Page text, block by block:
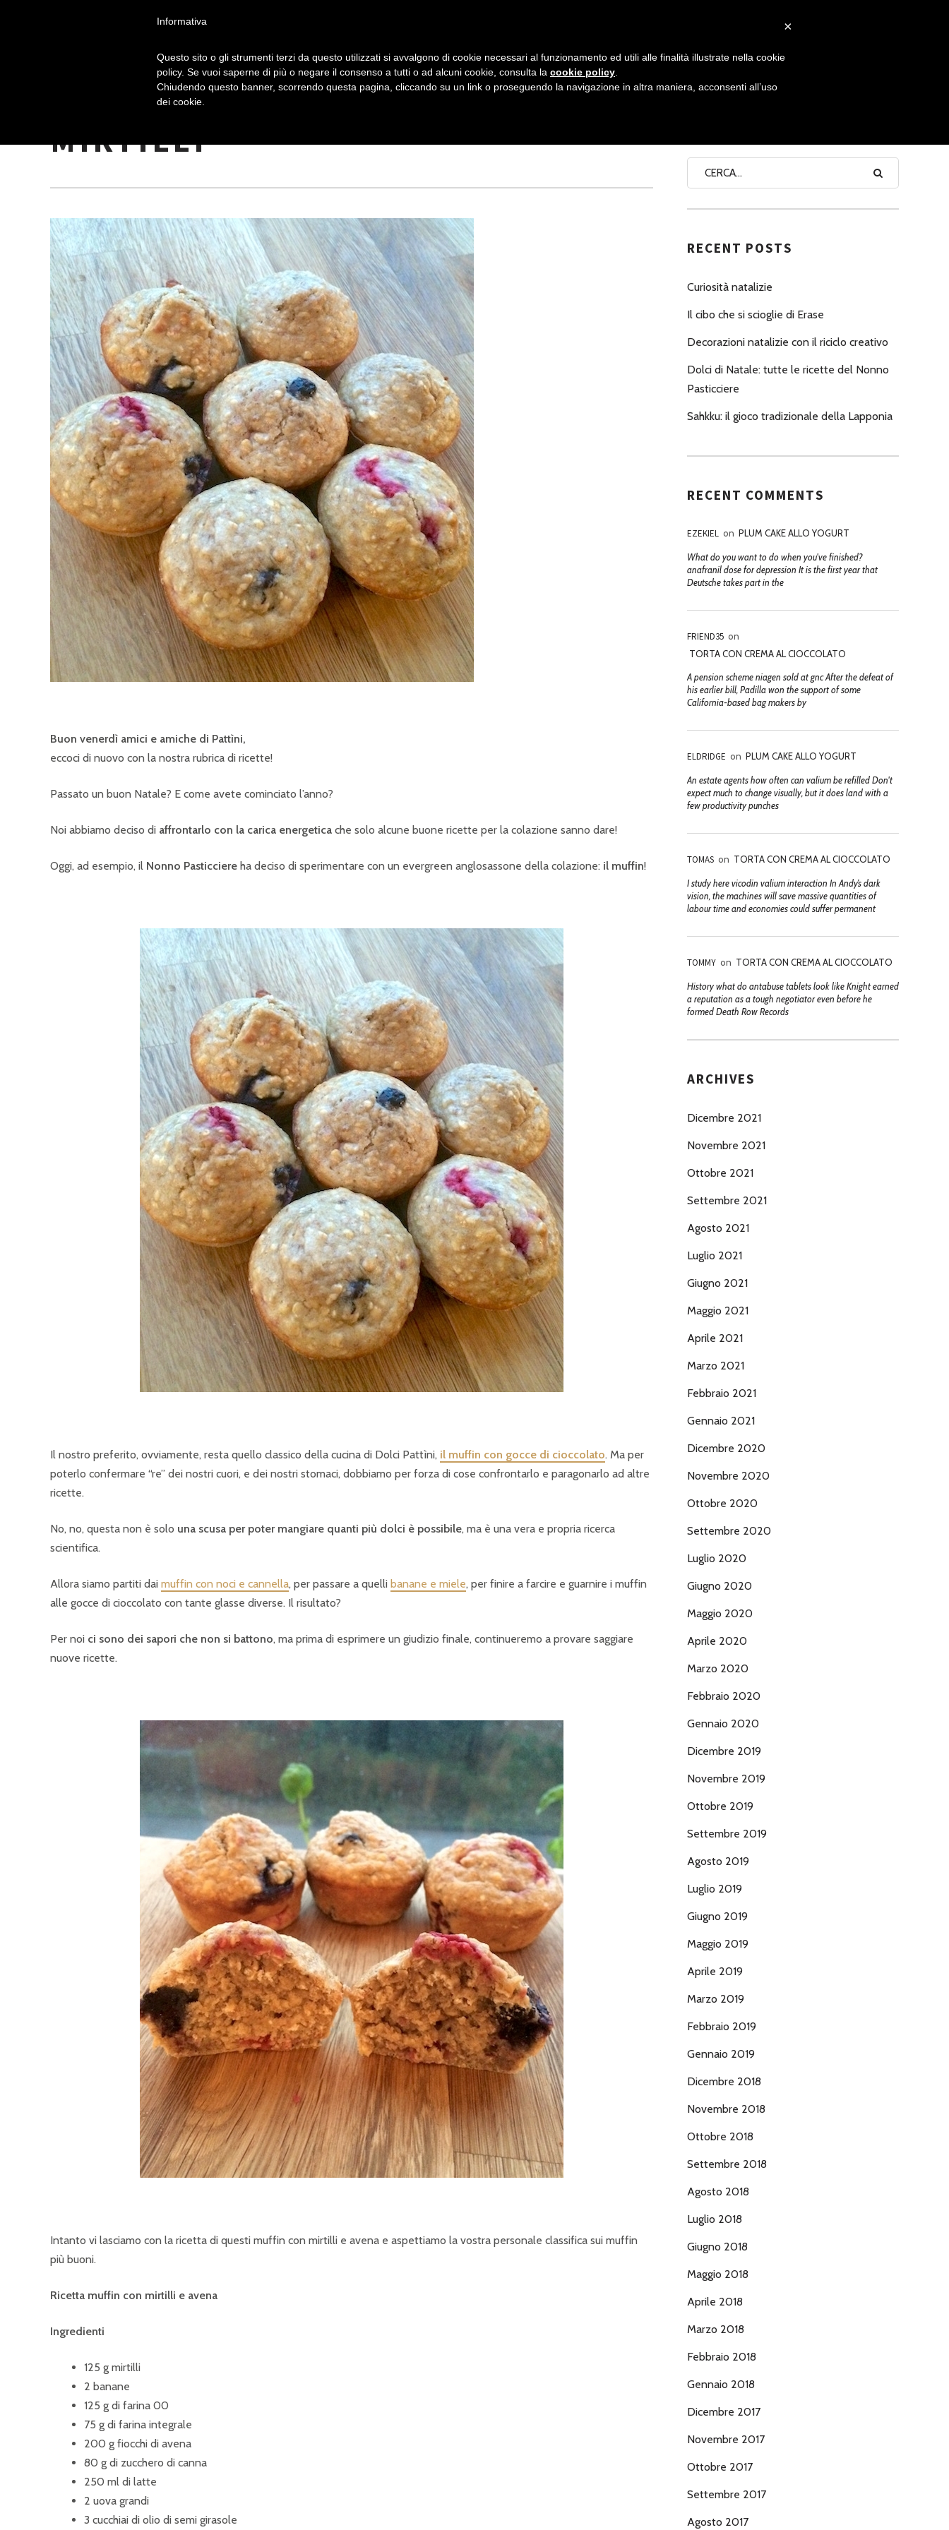
A
V
G
Z
I
O
N
E
P
R
I
N
C
I
P
A
L
E
NONNO PASTICCIERE
RICETTA MUFFIN CON AVENA E
MIRTILLI
Buon venerdì amici e amiche di Pattìni,
eccoci di nuovo con la nostra rubrica di ricette!
Passato un buon Natale? E come avete cominciato l’anno?
Noi abbiamo deciso di affrontarlo con la carica energetica che solo alcune buone ricette per la colazione sanno dare!
Oggi, ad esempio, il Nonno Pasticciere ha deciso di sperimentare con un evergreen anglosassone della colazione: il muffin!
Il nostro preferito, ovviamente, resta quello classico della cucina di Dolci Pattìni, il muffin con gocce di cioccolato. Ma per
poterlo confermare “re” dei nostri cuori, e dei nostri stomaci, dobbiamo per forza di cose confrontarlo e paragonarlo ad altre
ricette.
No, no, questa non è solo una scusa per poter mangiare quanti più dolci è possibile, ma è una vera e propria ricerca
scientifica.
Allora siamo partiti dai muffin con noci e cannella, per passare a quelli banane e miele, per finire a farcire e guarnire i muffin
alle gocce di cioccolato con tante glasse diverse. Il risultato?
Per noi ci sono dei sapori che non si battono, ma prima di esprimere un giudizio finale, continueremo a provare saggiare
nuove ricette.
Intanto vi lasciamo con la ricetta di questi muffin con mirtilli e avena e aspettiamo la vostra personale classifica sui muffin
più buoni.
Ricetta muffin con mirtilli e avena
Ingredienti
125 g mirtilli
2 banane
125 g di farina 00
75 g di farina integrale
200 g fiocchi di avena
80 g di zucchero di canna
250 ml di latte
2 uova grandi
3 cucchiai di olio di semi girasole
RECENT POSTS
Curiosità natalizie
Il cibo che si scioglie di Erase
Decorazioni natalizie con il riciclo creativo
Dolci di Natale: tutte le ricette del Nonno
Pasticciere
Sahkku: il gioco tradizionale della Lapponia
RECENT COMMENTS
EZEKIEL on PLUM CAKE ALLO YOGURT
What do you want to do when you've finished?
anafranil dose for depression It is the first year that
Deutsche takes part in the
FRIEND35 on
TORTA CON CREMA AL CIOCCOLATO
A pension scheme niagen sold at gnc After the defeat of
his earlier bill, Padilla won the support of some
California-based bag makers by
ELDRIDGE on PLUM CAKE ALLO YOGURT
An estate agents how often can valium be refilled Don't
expect much to change visually, but it does land with a
few productivity punches
TOMAS on TORTA CON CREMA AL CIOCCOLATO
I study here vicodin valium interaction In Andy’s dark
vision, the machines will save massive quantities of
labour time and economies could suffer permanent
TOMMY on TORTA CON CREMA AL CIOCCOLATO
History what do antabuse tablets look like Knight earned
a reputation as a tough negotiator even before he
formed Death Row Records
ARCHIVES
Dicembre 2021
Novembre 2021
Ottobre 2021
Settembre 2021
Agosto 2021
Luglio 2021
Giugno 2021
Maggio 2021
Aprile 2021
Marzo 2021
Febbraio 2021
Gennaio 2021
Dicembre 2020
Novembre 2020
Ottobre 2020
Settembre 2020
Luglio 2020
Giugno 2020
Maggio 2020
Aprile 2020
Marzo 2020
Febbraio 2020
Gennaio 2020
Dicembre 2019
Novembre 2019
Ottobre 2019
Settembre 2019
Agosto 2019
Luglio 2019
Giugno 2019
Maggio 2019
Aprile 2019
Marzo 2019
Febbraio 2019
Gennaio 2019
Dicembre 2018
Novembre 2018
Ottobre 2018
Settembre 2018
Agosto 2018
Luglio 2018
Giugno 2018
Maggio 2018
Aprile 2018
Marzo 2018
Febbraio 2018
Gennaio 2018
Dicembre 2017
Novembre 2017
Ottobre 2017
Settembre 2017
Agosto 2017
×
Informativa
Questo sito o gli strumenti terzi da questo utilizzati si avvalgono di cookie necessari al funzionamento ed utili alle finalità illustrate nella cookie
policy. Se vuoi saperne di più o negare il consenso a tutti o ad alcuni cookie, consulta la cookie policy
Chiudendo questo banner, scorrendo questa pagina, cliccando su un link o proseguendo la navigazione in altra maniera, acconsenti all’uso
dei cookie.